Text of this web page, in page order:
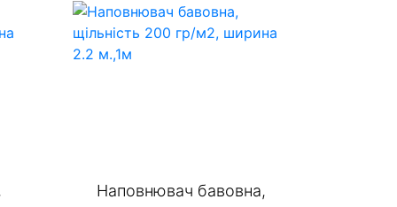
Наповнювач бавовна,